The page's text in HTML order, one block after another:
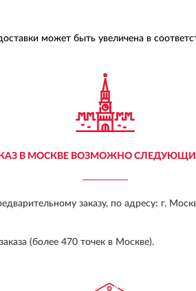
может быть увеличена в
В МОСКВЕ ВОЗМОЖНО
заказу, по адресу: г.
(более 470 точек в Москве).